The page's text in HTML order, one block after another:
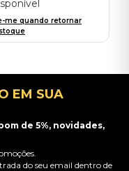
me quando retornar
EM SUA
de 5%, novidades,
do seu email dentro de